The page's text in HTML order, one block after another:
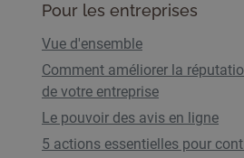
Pour les entreprises
Vue d'ensemble
Comment améliorer la
de votre entreprise
Le pouvoir des avis en ligne
5 actions essentielles pour